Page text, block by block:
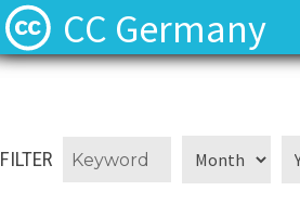
CC Germany
FILTER